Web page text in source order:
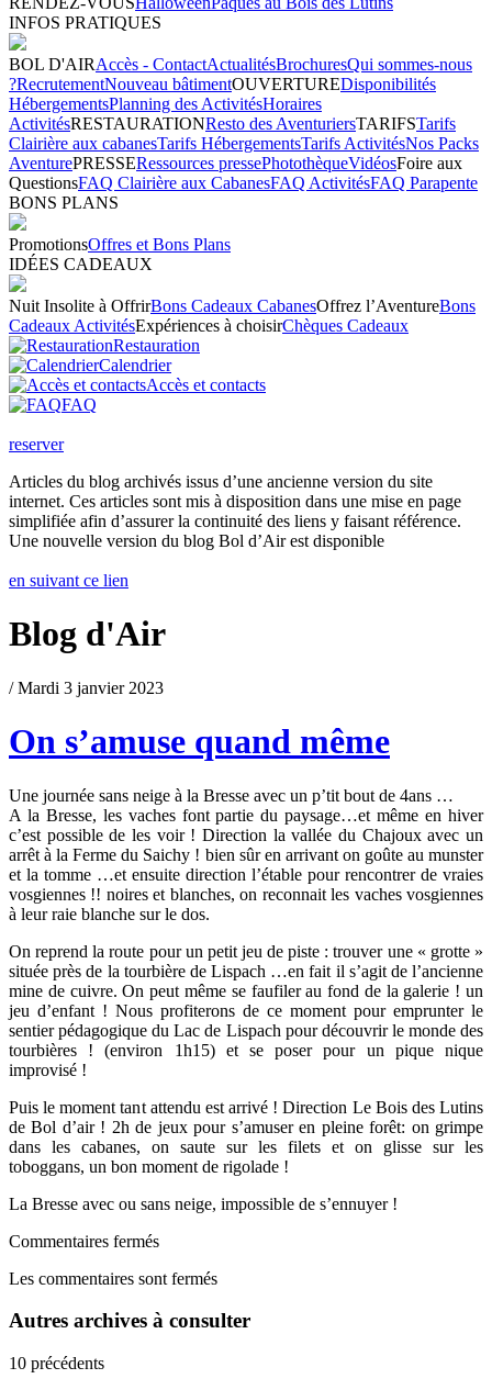
INFOS PRATIQUES
BOL D'AIRAccès - ContactActualitésBrochuresQui sommes-nous
?RecrutementNouveau bâtimentOUVERTUREDisponibilités
HébergementsPlanning des ActivitésHoraires
ActivitésRESTAURATIONResto des AventuriersTARIFSTarifs
Clairière aux cabanesTarifs HébergementsTarifs ActivitésNos Packs
AventurePRESSERessources pressePhotothèqueVidéosFoire aux
QuestionsFAQ Clairière aux CabanesFAQ ActivitésFAQ Parapente
BONS PLANS
PromotionsOffres et Bons Plans
IDÉES CADEAUX
Nuit Insolite à OffrirBons Cadeaux CabanesOffrez l’AventureBons
Cadeaux ActivitésExpériences à choisirChèques Cadeaux
Restauration
Calendrier
Accès et contacts
FAQ
reserver
Articles du blog archivés issus d’une ancienne version du site
internet. Ces articles sont mis à disposition dans une mise en page
simplifiée afin d’assurer la continuité des liens y faisant référence.
Une nouvelle version du blog Bol d’Air est disponible
en suivant ce lien
Blog d'Air
/ Mardi 3 janvier 2023
On s’amuse quand même
Une journée sans neige à la Bresse avec un p’tit bout de 4ans …
A la Bresse, les vaches font partie du paysage…et même en hiver
c’est possible de les voir ! Direction la vallée du Chajoux avec un
arrêt à la Ferme du Saichy ! bien sûr en arrivant on goûte au munster
et la tomme …et ensuite direction l’étable pour rencontrer de vraies
vosgiennes !! noires et blanches, on reconnait les vaches vosgiennes
à leur raie blanche sur le dos.
On reprend la route pour un petit jeu de piste : trouver une « grotte »
située près de la tourbière de Lispach …en fait il s’agit de l’ancienne
mine de cuivre. On peut même se faufiler au fond de la galerie ! un
jeu d’enfant ! Nous profiterons de ce moment pour emprunter le
sentier pédagogique du Lac de Lispach pour découvrir le monde des
tourbières ! (environ 1h15) et se poser pour un pique nique
improvisé !
Puis le moment tant attendu est arrivé ! Direction Le Bois des Lutins
de Bol d’air ! 2h de jeux pour s’amuser en pleine forêt: on grimpe
dans les cabanes, on saute sur les filets et on glisse sur les
toboggans, un bon moment de rigolade !
La Bresse avec ou sans neige, impossible de s’ennuyer !
Commentaires fermés
Les commentaires sont fermés
Autres archives à consulter
10 précédents